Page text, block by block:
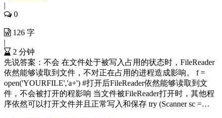
|
0
126 字
|
2 分钟
先说答案：不会 在文件处于被写入占用的状态时，FileReader
依然能够读取到文件，不对正在占用的进程造成影响。 f =
open('YOURFILE','a+') #打开后FileReader依然能够读取到文
件，不会被打开的程影响 当文件被FileReader打开时，其他程
序依然可以打开文件并且正常写入和保存 try (Scanner sc =…